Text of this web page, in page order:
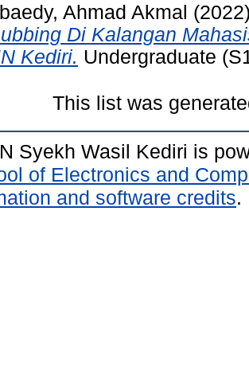
Ahmad Akmal
Di Kalangan
Kediri. Undergraduate
This list was
Syekh Wasil Kediri is
of Electronics and
and software credits.